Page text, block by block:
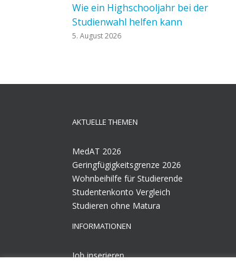
Wie ein Highschooljahr bei der
Studienwahl helfen kann
5. August 2026
AKTUELLE THEMEN
MedAT 2026
Geringfügigkeitsgrenze 2026
Wohnbeihilfe für Studierende
Studentenkonto Vergleich
Studieren ohne Matura
INFORMATIONEN
Job inserieren